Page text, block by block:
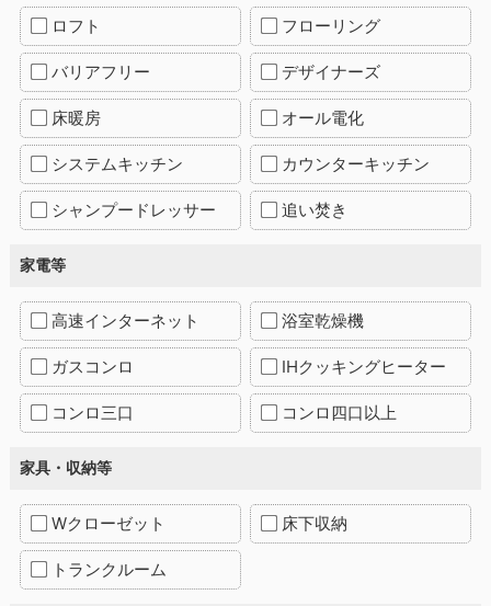
ロフト フローリング
バリアフリー デザイナーズ
床暖房 オール電化
システムキッチン カウンターキッチン
シャンプードレッサー 追い焚き
家電等
高速インターネット 浴室乾燥機
ガスコンロ IHクッキングヒーター
コンロ三口 コンロ四口以上
家具・収納等
Wクローゼット 床下収納
トランクルーム